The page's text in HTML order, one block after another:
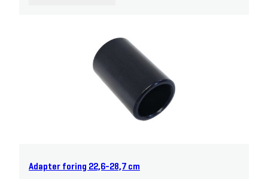
Adapter foring 22,6-28,7 cm